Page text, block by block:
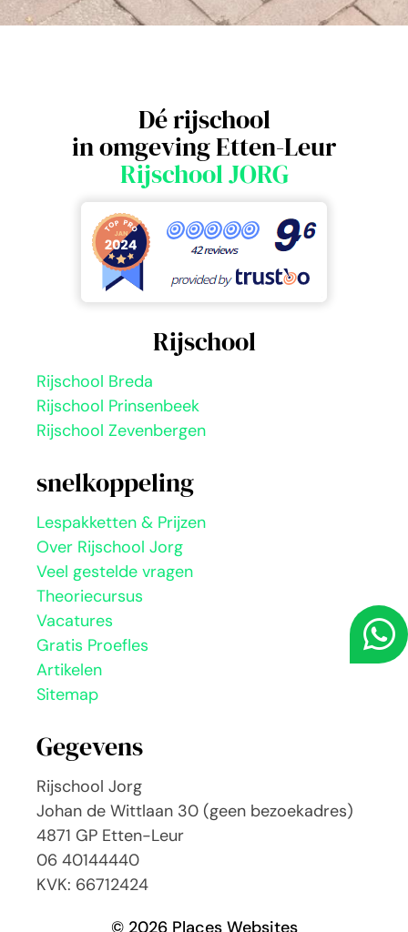
Dé rijschool
in omgeving Etten-Leur
Rijschool JORG
Rijschool
Rijschool Breda
Rijschool Prinsenbeek
Rijschool Zevenbergen
snelkoppeling
Lespakketten & Prijzen
Over Rijschool Jorg
Veel gestelde vragen
Theoriecursus
Vacatures
Gratis Proefles
Artikelen
Sitemap
Gegevens
Rijschool Jorg
Johan de Wittlaan 30 (geen bezoekadres)
4871 GP Etten-Leur
06 40144440
KVK: 66712424
© 2026 Places Websites